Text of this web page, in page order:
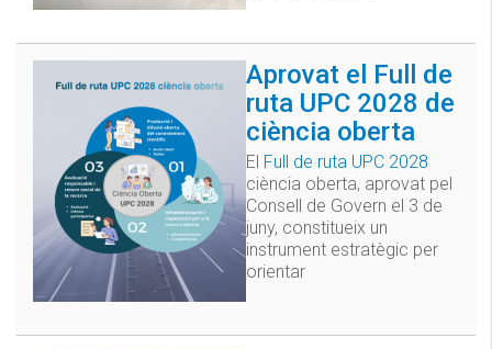
Aprovat el Full de
ruta UPC 2028 de
ciència oberta
El Full de ruta UPC 2028
ciència oberta, aprovat pel
Consell de Govern el 3 de
juny, constitueix un
instrument estratègic per
orientar